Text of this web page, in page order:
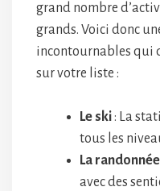
grand nombre
grands. Voici donc
incontournables qui
sur votre liste :
Le ski: La
tous les
La randonnée
avec des